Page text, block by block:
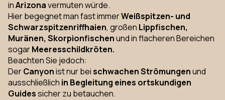
inArizonavermuten würde.
Hier begegnet man fast immerWeißspitzen- und
Schwarzspitzenriffhaien, großen Lippfischen,
Muränen, Skorpionfischenund in flacheren Bereichen
sogarMeeresschildkröten.
Beachten Sie jedoch:
DerCanyonist nur beischwachen Strömungenund
ausschließlich in Begleitung eines ortskundigen
Guidessicher zu betauchen.